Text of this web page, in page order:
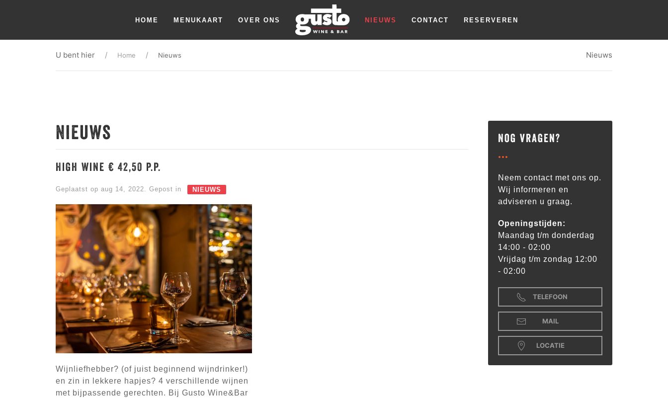
HOME MENUKAART OVER ONS NIEUWS CONTACT RESERVEREN
U bent hier Home Nieuws Nieuws
Nieuws
High Wine € 42,50 p.p.
Geplaatst op aug 14, 2022. Gepost in NIEUWS
Wijnliefhebber? (of juist beginnend wijndrinker!)
en zin in lekkere hapjes? 4 verschillende wijnen
met bijpassende gerechten. Bij Gusto Wine&Bar
Nog vragen?
Neem contact met ons op.
Wij informeren en
adviseren u graag.
Openingstijden:
Maandag t/m donderdag
14:00 - 02:00
Vrijdag t/m zondag 12:00
- 02:00
TELEFOON
MAIL
LOCATIE